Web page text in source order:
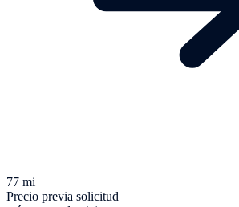
77 mi
Precio previa solicitud